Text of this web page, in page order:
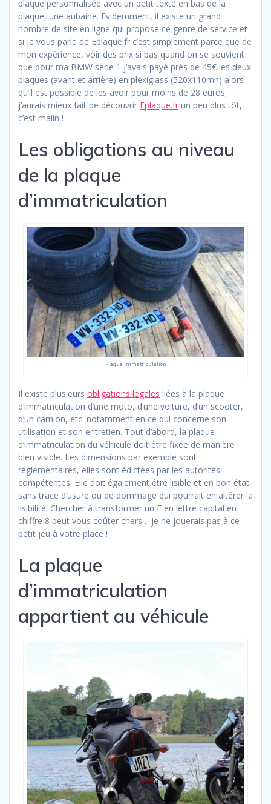
plaque personnalisée avec un petit texte en bas de la
plaque, une aubaine. Evidemment, il existe un grand
nombre de site en ligne qui propose ce genre de service et
si je vous parle de Eplaque.fr c’est simplement parce que de
mon expérience, voir des prix si bas quand on se souvient
que pour ma BMW serie 1 j’avais payé près de 45€ les deux
plaques (avant et arrière) en plexiglass (520x110mn) alors
qu’il est possible de les avoir pour moins de 28 euros,
j’aurais mieux fait de découvrir Eplaque.fr un peu plus tôt,
c’est malin !
Les obligations au niveau
de la plaque
d’immatriculation
Plaque immatriculation
Il existe plusieurs obligations légales liées à la plaque
d’immatriculation d’une moto, d’une voiture, d’un scooter,
d’un camion, etc. notamment en ce qui concerne son
utilisation et son entretien. Tout d’abord, la plaque
d’immatriculation du véhicule doit être fixée de manière
bien visible. Les dimensions par exemple sont
réglementaires, elles sont édictées par les autorités
compétentes. Elle doit également être lisible et en bon état,
sans trace d’usure ou de dommage qui pourrait en altérer la
lisibilité. Chercher à transformer un E en lettre capital en
chiffre 8 peut vous coûter chers… je ne jouerais pas à ce
petit jeu à votre place !
La plaque
d’immatriculation
appartient au véhicule